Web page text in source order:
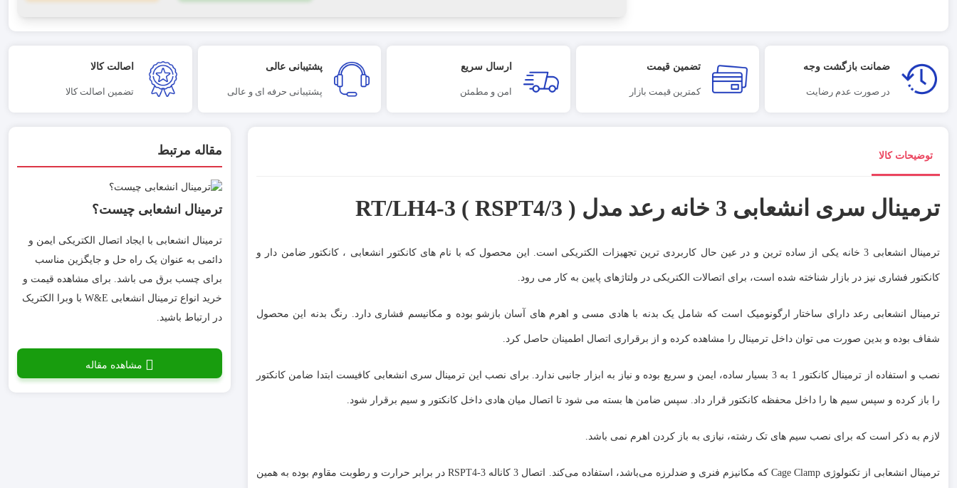
ضمانت بازگشت وجه
در صورت عدم رضایت
تضمین قیمت
کمترین قیمت بازار
ارسال سریع
امن و مطمئن
پشتیبانی عالی
پشتیبانی حرفه ای و عالی
اصالت کالا
تضمین اصالت کالا
توضیحات کالا
ترمینال سری انشعابی 3 خانه رعد مدل RT/LH4-3 ( RSPT4/3 )
ترمینال انشعابی 3 خانه یکی از ساده ترین و در عین حال کاربردی ترین تجهیزات الکتریکی است. این محصول که با نام های کانکتور انشعابی ، کانکتور ضامن دار و
کانکتور فشاری نیز در بازار شناخته شده است، برای اتصالات الکتریکی در ولتاژهای پایین به کار می رود.
ترمینال انشعابی رعد دارای ساختار ارگونومیک است که شامل یک بدنه با هادی مسی و اهرم های آسان بازشو بوده و مکانیسم فشاری دارد. رنگ بدنه این محصول
شفاف بوده و بدین صورت می توان داخل ترمینال را مشاهده کرده و از برقراری اتصال اطمینان حاصل کرد.
نصب و استفاده از ترمینال کانکتور 1 به 3 بسیار ساده، ایمن و سریع بوده و نیاز به ابزار جانبی ندارد. برای نصب این ترمینال سری انشعابی کافیست ابتدا ضامن کانکتور
را باز کرده و سپس سیم ها را داخل محفظه کانکتور قرار داد. سپس ضامن ها بسته می شود تا اتصال میان هادی داخل کانکتور و سیم برقرار شود.
لازم به ذکر است که برای نصب سیم های تک رشته، نیازی به باز کردن اهرم نمی باشد.
ترمینال انشعابی از تکنولوژی Cage Clamp که مکانیزم فنری و ضدلرزه می‌باشد، استفاده می‌کند. اتصال 3 کاناله RSPT4-3 در برابر حرارت و رطوبت مقاوم بوده به همین
مقاله مرتبط
ترمینال انشعابی چیست؟
ترمینال انشعابی با ایجاد اتصال الکتریکی ایمن و
دائمی به عنوان یک راه حل و جایگزین مناسب
برای چسب برق می باشد. برای مشاهده قیمت و
خرید انواع ترمینال انشعابی W&E با وبرا الکتریک
در ارتباط باشید.
مشاهده مقاله